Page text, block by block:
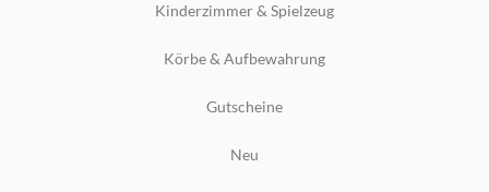
Kinderzimmer & Spielzeug
Körbe & Aufbewahrung
Gutscheine
Neu